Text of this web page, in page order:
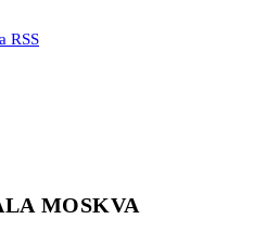
RSS
MOSKVA